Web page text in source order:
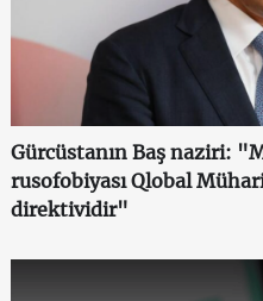
Gürcüstanın Baş naziri:
rusofobiyası Qlobal
direktividir"